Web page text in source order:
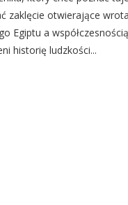
zaklęcie otwierające
Egiptu a
historię ludzkości...